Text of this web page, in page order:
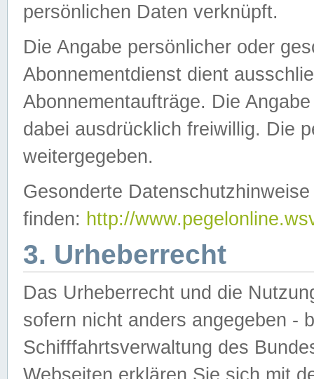
persönlichen Daten verknüpft.
Die Angabe persönlicher oder
Abonnementdienst dient
Abonnementaufträge. Die
dabei ausdrücklich freiwillig. Die
weitergegeben.
Gesonderte
finden: http://
3. Urheberrecht
Das Urheberrecht und die
sofern nicht anders angegeben -
Schifffahrtsverwaltung des
Webseiten erklären Sie sich mit